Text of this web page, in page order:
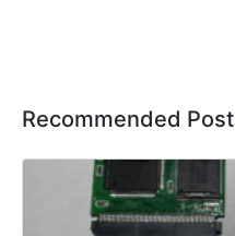
Recommended